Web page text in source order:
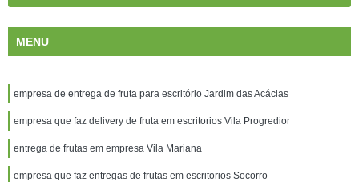
MENU
empresa de entrega de fruta para escritório Jardim das Acácias
empresa que faz delivery de fruta em escritorios Vila Progredior
entrega de frutas em empresa Vila Mariana
empresa que faz entregas de frutas em escritorios Socorro